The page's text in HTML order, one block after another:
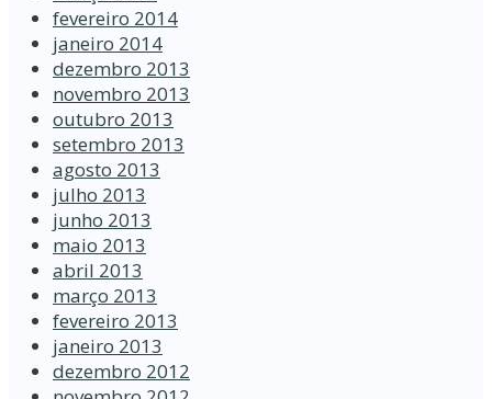
fevereiro 2014
janeiro 2014
dezembro 2013
novembro 2013
outubro 2013
setembro 2013
agosto 2013
julho 2013
junho 2013
maio 2013
abril 2013
março 2013
fevereiro 2013
janeiro 2013
dezembro 2012